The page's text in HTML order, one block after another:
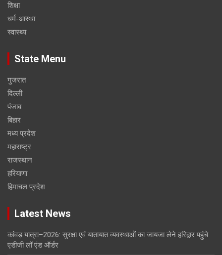
शिक्षा
धर्म-आस्था
स्वास्थ्य
State Menu
गुजरात
दिल्ली
पंजाब
बिहार
मध्य प्रदेश
महाराष्ट्र
राजस्थान
हरियाणा
हिमाचल प्रदेश
Latest News
कांवड़ यात्रा–2026: सुरक्षा एवं यातायात व्यवस्थाओं का जायजा लेने हरिद्वार पहुंचे
एडीजी लॉ एंड ऑर्डर